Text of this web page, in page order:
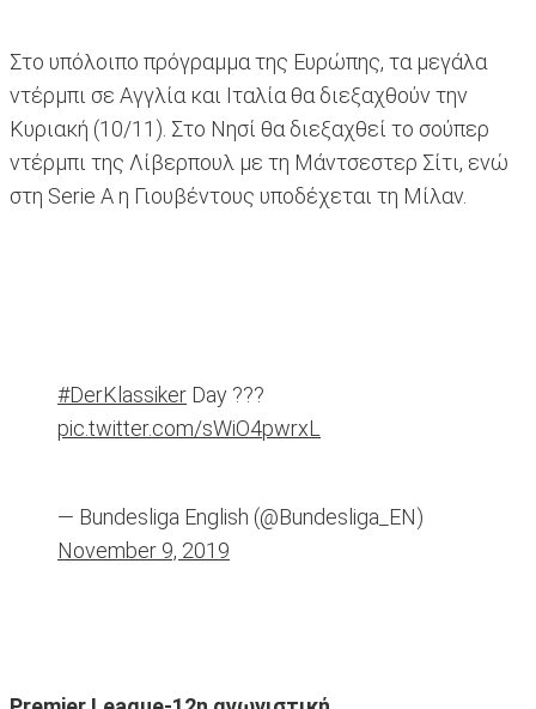
Στο υπόλοιπο πρόγραμμα της Ευρώπης, τα μεγάλα
ντέρμπι σε Αγγλία και Ιταλία θα διεξαχθούν την
Κυριακή (10/11). Στο Νησί θα διεξαχθεί το σούπερ
ντέρμπι της Λίβερπουλ με τη Μάντσεστερ Σίτι, ενώ
στη Serie A η Γιουβέντους υποδέχεται τη Μίλαν.
#DerKlassiker Day ???
pic.twitter.com/sWiO4pwrxL
— Bundesliga English (@Bundesliga_EN)
November 9, 2019